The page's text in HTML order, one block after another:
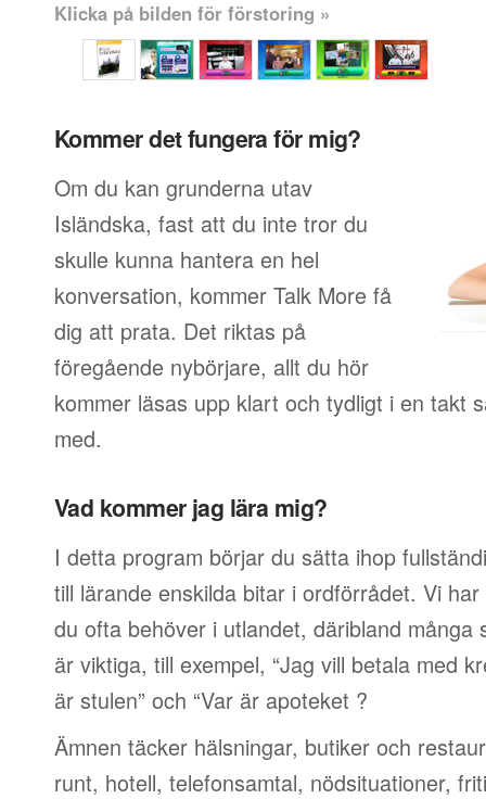
Klicka på bilden för förstoring »
Kommer det fungera för mig?
Om du kan grunderna utav
Isländska, fast att du inte tror du
skulle kunna hantera en hel
konversation, kommer Talk More få
dig att prata. Det riktas på
föregående nybörjare, allt du hör
kommer läsas upp klart och tydligt i en takt
med.
Vad kommer jag lära mig?
I detta program börjar du sätta ihop
till lärande enskilda bitar i ordförrådet. Vi
du ofta behöver i utlandet, däribland många
är viktiga, till exempel, “Jag vill betala med
är stulen” och “Var är apoteket ?
Ämnen täcker hälsningar, butiker och
runt, hotell, telefonsamtal, nödsituationer,